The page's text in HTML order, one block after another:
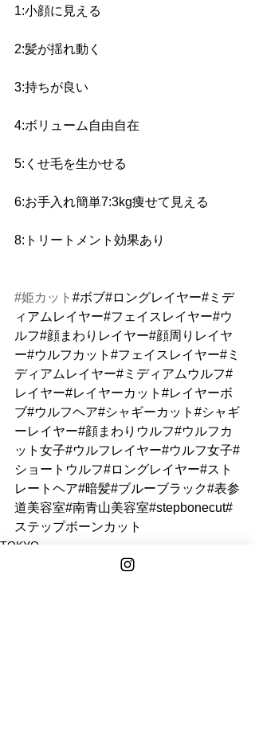
1:小顔に見える
2:髪が揺れ動く
3:持ちが良い
4:ボリューム自由自在
5:くせ毛を生かせる
6:お手入れ簡単7:3kg痩せて見える
8:トリートメント効果あり
#姫カット #ボブ#ロングレイヤー#ミデ
ィアムレイヤー#フェイスレイヤー#ウ
ルフ#顔まわりレイヤー#顔周りレイヤ
ー#ウルフカット#フェイスレイヤー#ミ
ディアムレイヤー#ミディアムウルフ#
レイヤー#レイヤーカット#レイヤーボ
ブ#ウルフヘア#シャギーカット#シャギ
ーレイヤー#顔まわりウルフ#ウルフカ
ット女子#ウルフレイヤー#ウルフ女子#
ショートウルフ#ロングレイヤー#スト
レートヘア#暗髪#ブルーブラック#表参
道美容室#南青山美容室#stepbonecut#
ステップボーンカット
TOKYO